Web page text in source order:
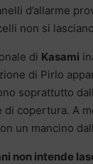
d’allarme
non si
di Kasami
di Pirlo
soprattutto
di copertura. A
un mancino
non intende